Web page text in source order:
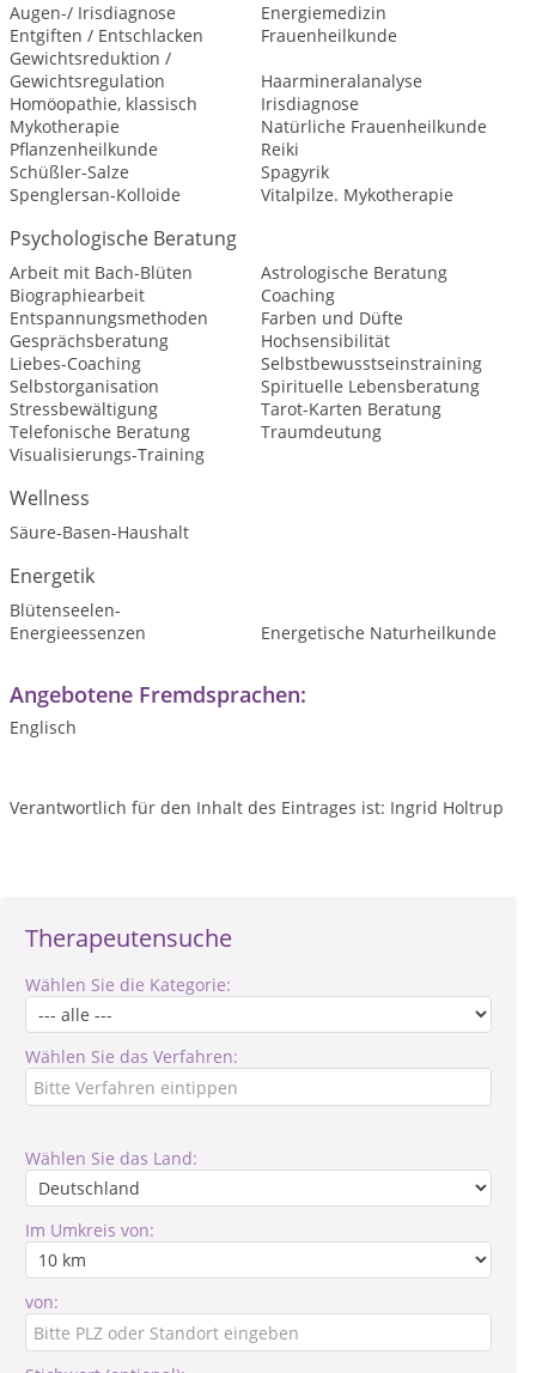
Therapeutensuche
Wählen Sie die Kategorie:
Wählen Sie das Verfahren:
Wählen Sie das Land:
Im Umkreis von:
von:
Augen-/ Irisdiagnose
Energiemedizin
Entgiften / Entschlacken
Frauenheilkunde
Gewichtsreduktion /
Gewichtsregulation
Haarmineralanalyse
Homöopathie, klassisch
Irisdiagnose
Mykotherapie
Natürliche Frauenheilkunde
Pflanzenheilkunde
Reiki
Schüßler-Salze
Spagyrik
Spenglersan-Kolloide
Vitalpilze. Mykotherapie
Psychologische Beratung
Arbeit mit Bach-Blüten
Astrologische Beratung
Biographiearbeit
Coaching
Entspannungsmethoden
Farben und Düfte
Gesprächsberatung
Hochsensibilität
Liebes-Coaching
Selbstbewusstseinstraining
Selbstorganisation
Spirituelle Lebensberatung
Stressbewältigung
Tarot-Karten Beratung
Telefonische Beratung
Traumdeutung
Visualisierungs-Training
Wellness
Säure-Basen-Haushalt
Energetik
Blütenseelen-
Energieessenzen
Energetische Naturheilkunde
Angebotene Fremdsprachen:
Englisch
Verantwortlich für den Inhalt des Eintrages ist: Ingrid Holtrup